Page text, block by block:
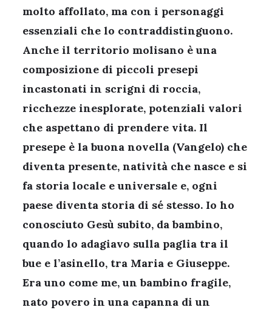
molto affollato, ma con i personaggi
essenziali che lo contraddistinguono.
Anche il territorio molisano è una
composizione di piccoli presepi
incastonati in scrigni di roccia,
ricchezze inesplorate, potenziali valori
che aspettano di prendere vita. Il
presepe è la buona novella (Vangelo) che
diventa presente, natività che nasce e si
fa storia locale e universale e, ogni
paese diventa storia di sé stesso. Io ho
conosciuto Gesù subito, da bambino,
quando lo adagiavo sulla paglia tra il
bue e l’asinello, tra Maria e Giuseppe.
Era uno come me, un bambino fragile,
nato povero in una capanna di un